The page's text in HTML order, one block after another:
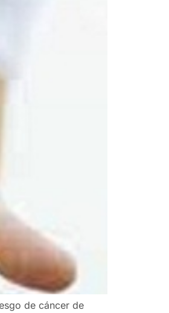
de cáncer de